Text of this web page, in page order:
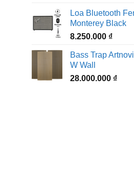
Loa Bluetooth
Monterey Black
8.250.000 ₫
Bass Trap
W Wall
28.000.000 ₫